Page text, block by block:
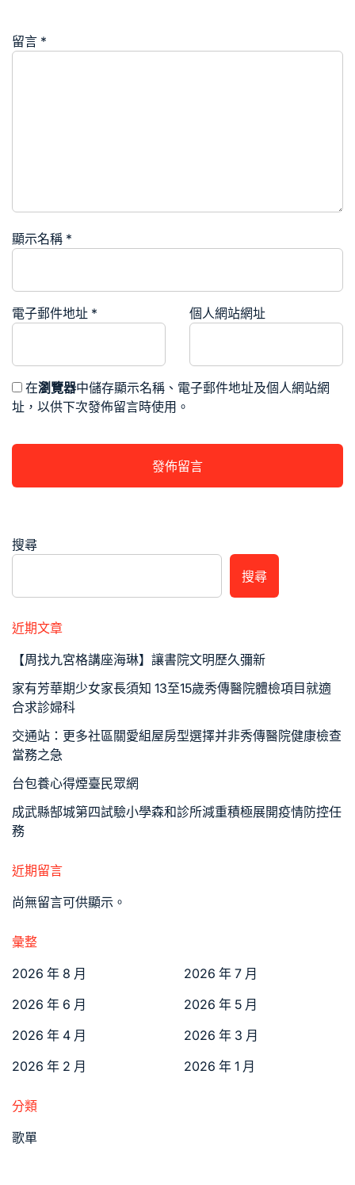
留言 *
顯示名稱 *
電子郵件地址 * 個人網站網址
在瀏覽器中儲存顯示名稱、電子郵件地址及個人網站網
址，以供下次發佈留言時使用。
搜尋
搜尋
近期文章
【周找九宮格講座海琳】讓書院文明歷久彌新
家有芳華期少女家長須知 13至15歲秀傳醫院體檢項目就適
合求診婦科
交通站：更多社區關愛組屋房型選擇并非秀傳醫院健康檢查
當務之急
台包養心得煙臺民眾網
成武縣郜城第四試驗小學森和診所減重積極展開疫情防控任
務
近期留言
尚無留言可供顯示。
彙整
2026 年 8 月
2026 年 7 月
2026 年 6 月
2026 年 5 月
2026 年 4 月
2026 年 3 月
2026 年 2 月
2026 年 1 月
分類
歌單